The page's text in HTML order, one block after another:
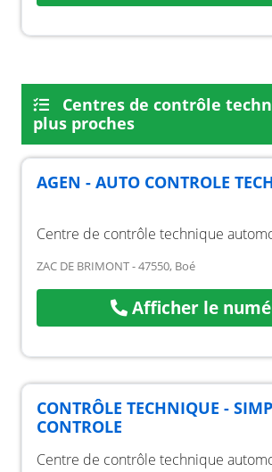
Centres de contrôle
plus proches
AGEN - AUTO CONTROLE
Centre de contrôle technique
ZAC DE BRIMONT - 47550, Boé
Afficher le
CONTRÔLE TECHNIQUE -
CONTROLE
Centre de contrôle technique